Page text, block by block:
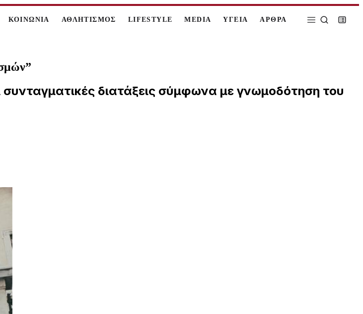
ΚΟΙΝΩΝΙΑ ΑΘΛΗΤΙΣΜΟΣ LIFESTYLE MEDIA ΥΓΕΙΑ ΑΡΘΡΑ
διατάξεις σύμφωνα με γνωμοδότηση του